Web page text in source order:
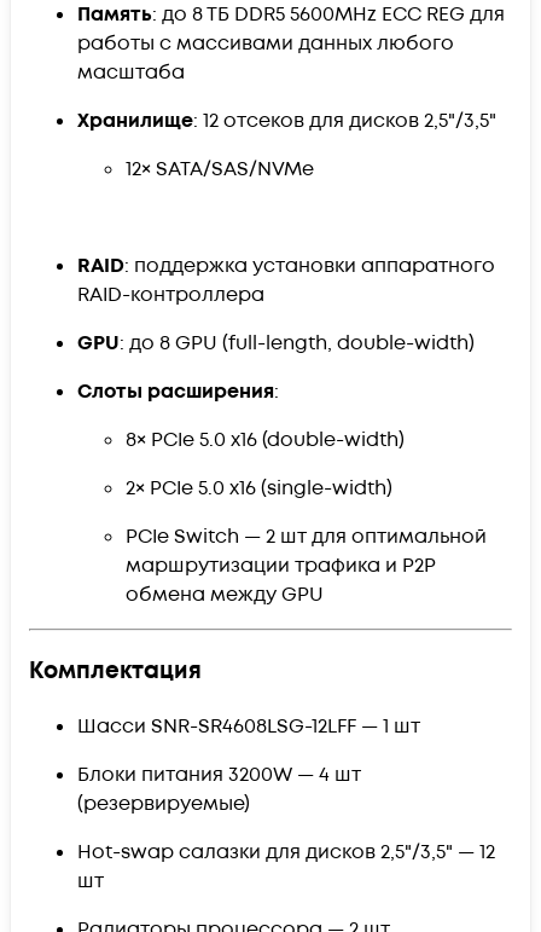
Память: до 8 ТБ DDR5 5600MHz ECC REG для
работы с массивами данных любого
масштаба
Хранилище: 12 отсеков для дисков 2,5"/3,5"
12× SATA/SAS/NVMe
RAID: поддержка установки аппаратного
RAID-контроллера
GPU: до 8 GPU (full-length, double-width)
Слоты расширения:
8× PCIe 5.0 x16 (double-width)
2× PCIe 5.0 x16 (single-width)
PCIe Switch — 2 шт для оптимальной
маршрутизации трафика и P2P
обмена между GPU
Комплектация
Шасси SNR-SR4608LSG-12LFF — 1 шт
Блоки питания 3200W — 4 шт
(резервируемые)
Hot-swap салазки для дисков 2,5"/3,5" — 12
шт